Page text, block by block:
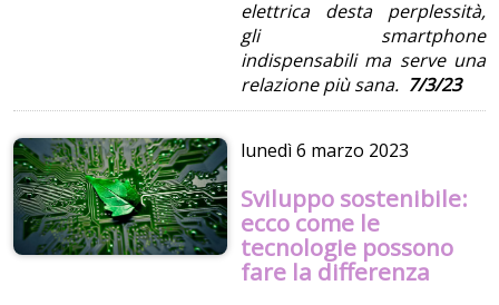
elettrica desta perplessità,
gli smartphone
indispensabili ma serve una
relazione più sana. 7/3/23
lunedì6 marzo 2023
Sviluppo sostenibile:
ecco come le
tecnologie possono
fare la differenza